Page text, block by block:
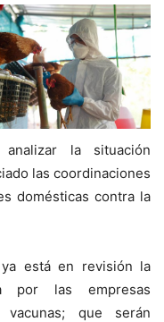
la situación
las coordinaciones
domésticas contra la
está en revisión la
por las empresas
que serán